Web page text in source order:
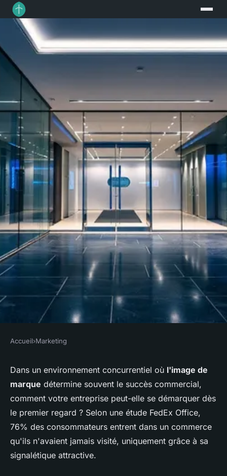
Signalétique d'entreprise :
l'identité visuelle réinventée
Théo•28 novembre 2025•7 min de lecture
Accueil›Marketing
Dans un environnement concurrentiel où l'image de
marque détermine souvent le succès commercial,
comment votre entreprise peut-elle se démarquer dès
le premier regard ? Selon une étude FedEx Office,
76% des consommateurs entrent dans un commerce
qu'ils n'avaient jamais visité, uniquement grâce à sa
signalétique attractive.